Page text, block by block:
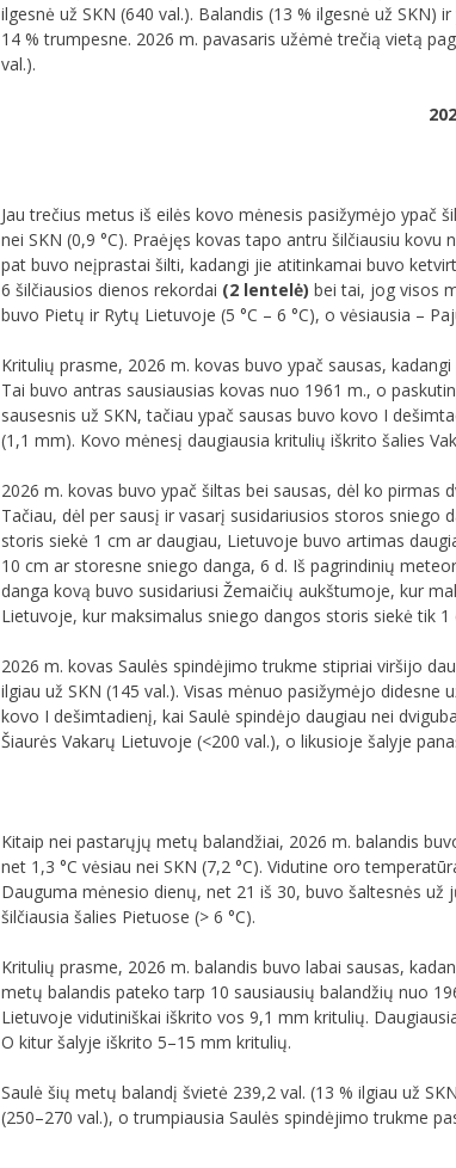
ilgesnė už SKN (640 val.). Balandis (13 % ilgesnė už
14 % trumpesne. 2026 m. pavasaris užėmė trečią vietą
val.).
Jau trečius metus iš eilės kovo mėnesis pasižymėjo ypač
nei SKN (0,9 °C). Praėjęs kovas tapo antru šilčiausiu kovu
pat buvo neįprastai šilti, kadangi jie atitinkamai buvo
6 šilčiausios dienos rekordai (2 lentelė) bei tai, jog visos
buvo Pietų ir Rytų Lietuvoje (5 °C – 6 °C), o vėsiausia –
Kritulių prasme, 2026 m. kovas buvo ypač sausas,
Tai buvo antras sausiausias kovas nuo 1961 m., o
sausesnis už SKN, tačiau ypač sausas buvo kovo I
(1,1 mm). Kovo mėnesį daugiausia kritulių iškrito šalies
2026 m. kovas buvo ypač šiltas bei sausas, dėl ko
Tačiau, dėl per sausį ir vasarį susidariusios storos sniego
storis siekė 1 cm ar daugiau, Lietuvoje buvo artimas
10 cm ar storesne sniego danga, 6 d. Iš pagrindinių
danga kovą buvo susidariusi Žemaičių aukštumoje, kur
Lietuvoje, kur maksimalus sniego dangos storis siekė tik 1
2026 m. kovas Saulės spindėjimo trukme stipriai viršijo
ilgiau už SKN (145 val.). Visas mėnuo pasižymėjo
kovo I dešimtadienį, kai Saulė spindėjo daugiau nei
Šiaurės Vakarų Lietuvoje (<200 val.), o likusioje šalyje
Kitaip nei pastarųjų metų balandžiai, 2026 m. balandis
net 1,3 °C vėsiau nei SKN (7,2 °C). Vidutine oro
Dauguma mėnesio dienų, net 21 iš 30, buvo šaltesnės
šilčiausia šalies Pietuose (> 6 °C).
Kritulių prasme, 2026 m. balandis buvo labai sausas,
metų balandis pateko tarp 10 sausiausių balandžių nuo
Lietuvoje vidutiniškai iškrito vos 9,1 mm kritulių.
O kitur šalyje iškrito 5–15 mm kritulių.
Saulė šių metų balandį švietė 239,2 val. (13 % ilgiau už
(250–270 val.), o trumpiausia Saulės spindėjimo trukme